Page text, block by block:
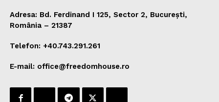
Adresa: Bd. Ferdinand I 125, Sector 2, București,
România – 21387
Telefon: +40.743.291.261
E-mail: office@freedomhouse.ro